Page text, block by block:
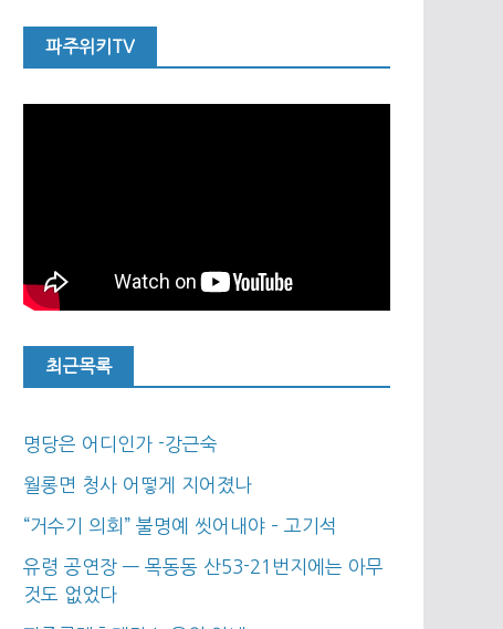
파주위키TV
최근목록
명당은 어디인가 -강근숙
월롱면 청사 어떻게 지어졌나
“거수기 의회” 불명예 씻어내야 – 고기석
유령 공연장 — 목동동 산53-21번지에는 아무
것도 없었다